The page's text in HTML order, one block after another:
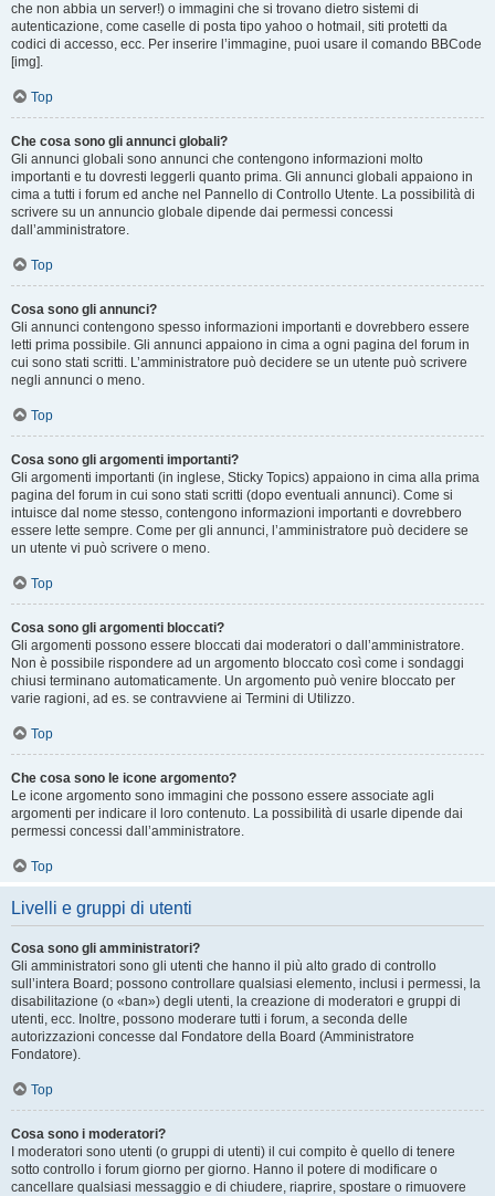
che non abbia un server!) o immagini che si trovano dietro sistemi di
autenticazione, come caselle di posta tipo yahoo o hotmail, siti protetti da
codici di accesso, ecc. Per inserire l’immagine, puoi usare il comando BBCode
[img].
Top
Che cosa sono gli annunci globali?
Gli annunci globali sono annunci che contengono informazioni molto
importanti e tu dovresti leggerli quanto prima. Gli annunci globali appaiono in
cima a tutti i forum ed anche nel Pannello di Controllo Utente. La possibilità di
scrivere su un annuncio globale dipende dai permessi concessi
dall’amministratore.
Top
Cosa sono gli annunci?
Gli annunci contengono spesso informazioni importanti e dovrebbero essere
letti prima possibile. Gli annunci appaiono in cima a ogni pagina del forum in
cui sono stati scritti. L’amministratore può decidere se un utente può scrivere
negli annunci o meno.
Top
Cosa sono gli argomenti importanti?
Gli argomenti importanti (in inglese, Sticky Topics) appaiono in cima alla prima
pagina del forum in cui sono stati scritti (dopo eventuali annunci). Come si
intuisce dal nome stesso, contengono informazioni importanti e dovrebbero
essere lette sempre. Come per gli annunci, l’amministratore può decidere se
un utente vi può scrivere o meno.
Top
Cosa sono gli argomenti bloccati?
Gli argomenti possono essere bloccati dai moderatori o dall’amministratore.
Non è possibile rispondere ad un argomento bloccato così come i sondaggi
chiusi terminano automaticamente. Un argomento può venire bloccato per
varie ragioni, ad es. se contravviene ai Termini di Utilizzo.
Top
Che cosa sono le icone argomento?
Le icone argomento sono immagini che possono essere associate agli
argomenti per indicare il loro contenuto. La possibilità di usarle dipende dai
permessi concessi dall’amministratore.
Top
Livelli e gruppi di utenti
Cosa sono gli amministratori?
Gli amministratori sono gli utenti che hanno il più alto grado di controllo
sull’intera Board; possono controllare qualsiasi elemento, inclusi i permessi, la
disabilitazione (o «ban») degli utenti, la creazione di moderatori e gruppi di
utenti, ecc. Inoltre, possono moderare tutti i forum, a seconda delle
autorizzazioni concesse dal Fondatore della Board (Amministratore
Fondatore).
Top
Cosa sono i moderatori?
I moderatori sono utenti (o gruppi di utenti) il cui compito è quello di tenere
sotto controllo i forum giorno per giorno. Hanno il potere di modificare o
cancellare qualsiasi messaggio e di chiudere, riaprire, spostare o rimuovere